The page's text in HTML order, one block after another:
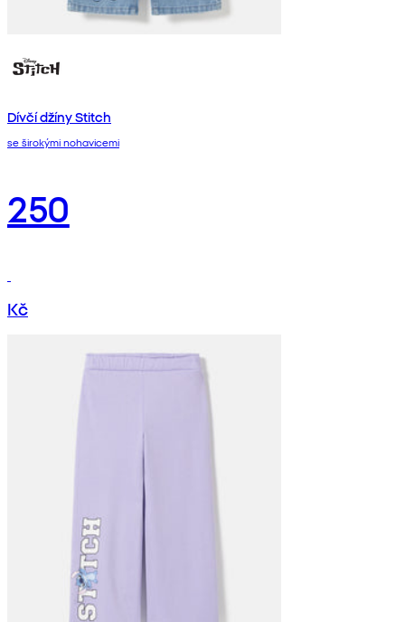
Dívčí džíny Stitch
se širokými nohavicemi
250
Kč